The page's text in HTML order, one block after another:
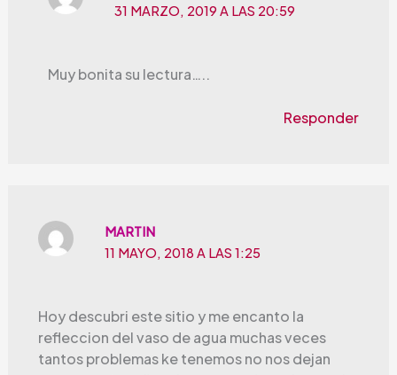
31 MARZO, 2019 A LAS 20:59
Muy bonita su lectura…..
Responder
MARTIN
11 MAYO, 2018 A LAS 1:25
Hoy descubri este sitio y me encanto la
refleccion del vaso de agua muchas veces
tantos problemas ke tenemos no nos dejan